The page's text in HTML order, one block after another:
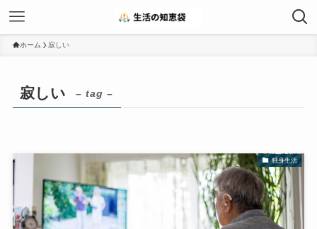
ホーム 寂しい
寂しい – tag –
独身生活